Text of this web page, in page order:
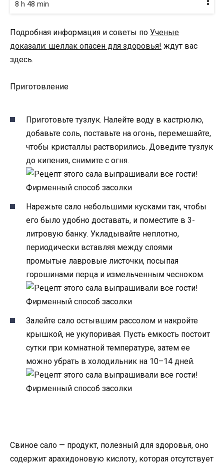
8 h 48 min
Подробная информация и советы по Ученые
доказали: шеллак опасен для здоровья! ждут вас
здесь.
Приготовление
Приготовьте тузлук. Налейте воду в кастрюлю,
добавьте соль, поставьте на огонь, перемешайте,
чтобы кристаллы растворились. Доведите тузлук
до кипения, снимите с огня.
Нарежьте сало небольшими кусками так, чтобы
его было удобно доставать, и поместите в 3-
литровую банку. Укладывайте неплотно,
периодически вставляя между слоями
промытые лавровые листочки, посыпая
горошинами перца и измельченным чесноком.
Залейте сало остывшим рассолом и накройте
крышкой, не укупоривая. Пусть емкость постоит
сутки при комнатной температуре, затем ее
можно убрать в холодильник на 10–14 дней.
Свиное сало — продукт, полезный для здоровья, оно
содержит арахидоновую кислоту, которая отсутствует